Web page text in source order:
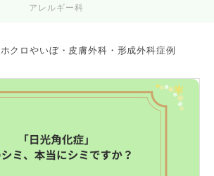
アレルギー科
ホクロやいぼ・皮膚外科・形成外科症例